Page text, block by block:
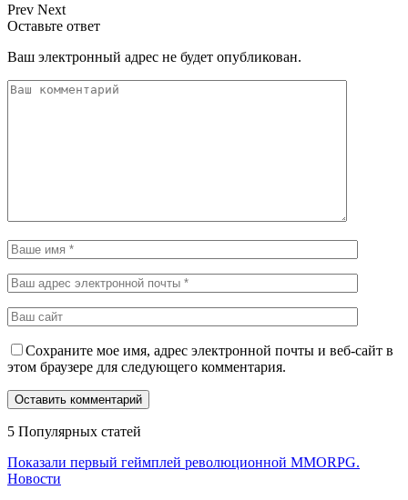
Prev Next
Оставьте ответ
Ваш электронный адрес не будет опубликован.
Сохраните мое имя, адрес электронной почты и веб-сайт в
этом браузере для следующего комментария.
5 Популярных статей
Показали первый геймплей революционной MMORPG.
Новости